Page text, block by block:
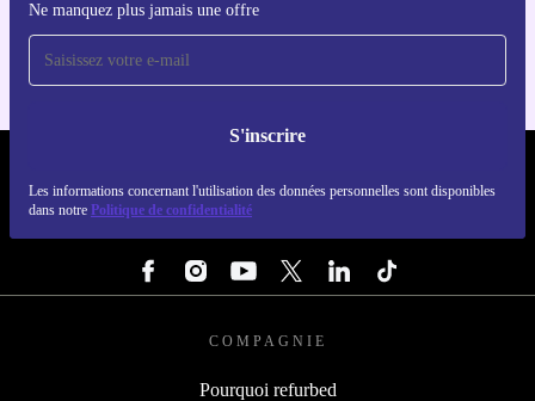
Ne manquez plus jamais une offre
S'inscrire
Les informations concernant l'utilisation des données personnelles sont disponibles
dans notre Politique de confidentialité
Pour iOS et Android
COMPAGNIE
Pourquoi refurbed